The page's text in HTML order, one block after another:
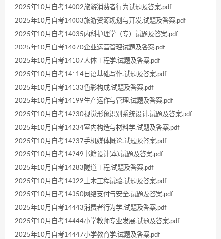
2025年10月自考14002旅游消费者行为试题及答案.pdf
2025年10月自考14003旅游资源规划与开发.试题及答案.pdf
2025年10月自考14035内科护理学（专）试题及答案.pdf
2025年10月自考14070企业运营管理试题及答案.pdf
2025年10月自考14107人体工程学.试题及答案.pdf
2025年10月自考14114日语基础写作.试题及答案.pdf
2025年10月自考14133色彩构成.试题及答案.pdf
2025年10月自考14199生产运作与管理.试题及答案.pdf
2025年10月自考14230视觉形象识别系统设计.试题及答案.pdf
2025年10月自考14234室内构造与材料学.试题及答案.pdf
2025年10月自考14237手机媒体概论.试题及答案.pdf
2025年10月自考14249书籍设计(本).试题及答案.pdf
2025年10月自考14283隧道工程.试题及答案.pdf
2025年10月自考14322土木工程试验.试题及答案.pdf
2025年10月自考14350网络支付与安全.试题及答案.pdf
2025年10月自考14443消费者行为学.试题及答案.pdf
2025年10月自考14444小学教师专业发展.试题及答案.pdf
2025年10月自考14447小学教育学.试题及答案.pdf